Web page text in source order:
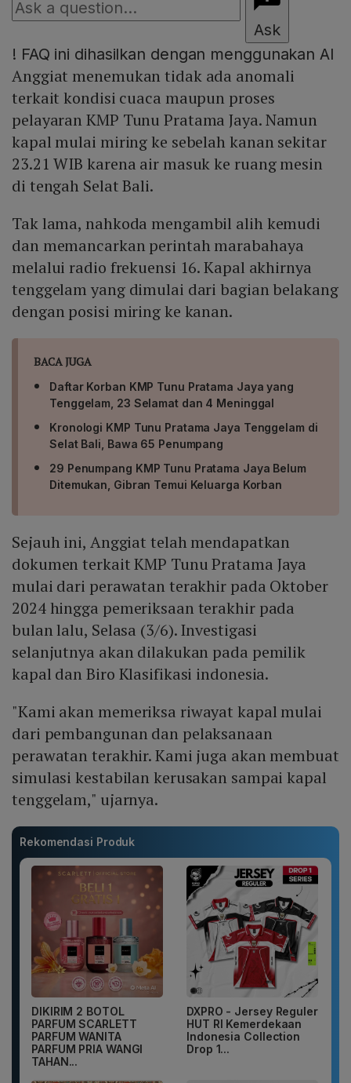
Ask
! FAQ ini dihasilkan dengan menggunakan AI
Anggiat menemukan tidak ada anomali
terkait kondisi cuaca maupun proses
pelayaran KMP Tunu Pratama Jaya. Namun
kapal mulai miring ke sebelah kanan sekitar
23.21 WIB karena air masuk ke ruang mesin
di tengah Selat Bali.
Tak lama, nahkoda mengambil alih kemudi
dan memancarkan perintah marabahaya
melalui radio frekuensi 16. Kapal akhirnya
tenggelam yang dimulai dari bagian belakang
dengan posisi miring ke kanan.
BACA JUGA
Daftar Korban KMP Tunu Pratama Jaya yang
Tenggelam, 23 Selamat dan 4 Meninggal
Kronologi KMP Tunu Pratama Jaya Tenggelam di
Selat Bali, Bawa 65 Penumpang
29 Penumpang KMP Tunu Pratama Jaya Belum
Ditemukan, Gibran Temui Keluarga Korban
Sejauh ini, Anggiat telah mendapatkan
dokumen terkait KMP Tunu Pratama Jaya
mulai dari perawatan terakhir pada Oktober
2024 hingga pemeriksaan terakhir pada
bulan lalu, Selasa (3/6). Investigasi
selanjutnya akan dilakukan pada pemilik
kapal dan Biro Klasifikasi indonesia.
"Kami akan memeriksa riwayat kapal mulai
dari pembangunan dan pelaksanaan
perawatan terakhir. Kami juga akan membuat
simulasi kestabilan kerusakan sampai kapal
tenggelam," ujarnya.
Rekomendasi Produk
DIKIRIM 2 BOTOL
PARFUM SCARLETT
PARFUM WANITA
PARFUM PRIA WANGI
TAHAN...
DXPRO - Jersey Reguler
HUT RI Kemerdekaan
Indonesia Collection
Drop 1...